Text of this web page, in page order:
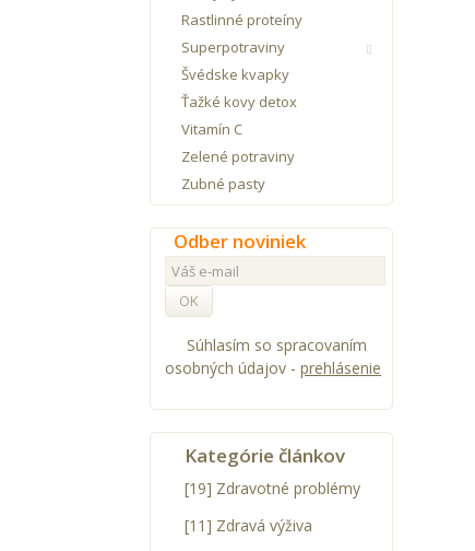
Rastlinné proteíny
Superpotraviny
Švédske kvapky
Ťažké kovy detox
Vitamín C
Zelené potraviny
Zubné pasty
Odber noviniek
OK
Súhlasím so spracovaním
osobných údajov - prehlásenie
Kategórie článkov
[19] Zdravotné problémy
[11] Zdravá výživa